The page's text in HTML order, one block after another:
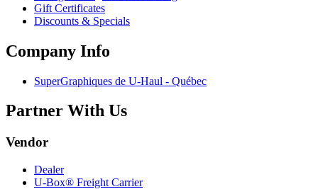
Gift Certificates
Discounts & Specials
Company Info
SuperGraphiques de U-Haul - Québec
Partner With Us
Vendor
Dealer
U-Box® Freight Carrier